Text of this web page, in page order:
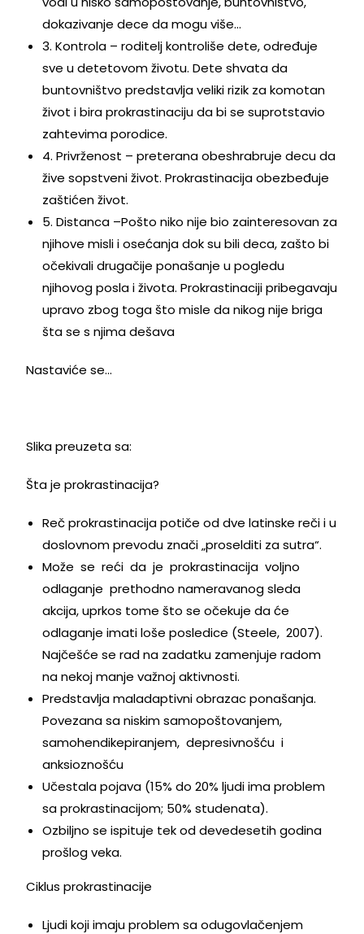
dokazivanje dece da mogu više…
3. Kontrola – roditelj kontroliše dete, određuje
sve u detetovom životu. Dete shvata da
buntovništvo predstavlja veliki rizik za komotan
život i bira prokrastinaciju da bi se suprotstavio
zahtevima porodice.
4. Privrženost – preterana obeshrabruje decu da
žive sopstveni život. Prokrastinacija obezbeđuje
zaštićen život.
5. Distanca –Pošto niko nije bio zainteresovan za
njihove misli i osećanja dok su bili deca, zašto bi
očekivali drugačije ponašanje u pogledu
njihovog posla i života. Prokrastinaciji pribegavaju
upravo zbog toga što misle da nikog nije briga
šta se s njima dešava
Nastaviće se…
Slika preuzeta sa:
Šta je prokrastinacija?
Reč prokrastinacija potiče od dve latinske reči i u
doslovnom prevodu znači „proselditi za sutra“.
Može se reći da je prokrastinacija voljno
odlaganje prethodno nameravanog sleda
akcija, uprkos tome što se očekuje da će
odlaganje imati loše posledice (Steele, 2007).
Najčešće se rad na zadatku zamenjuje radom
na nekoj manje važnoj aktivnosti.
Predstavlja maladaptivni obrazac ponašanja.
Povezana sa niskim samopoštovanjem,
samohendikepiranjem, depresivnošću i
anksioznošću
Učestala pojava (15% do 20% ljudi ima problem
sa prokrastinacijom; 50% studenata).
Ozbiljno se ispituje tek od devedesetih godina
prošlog veka.
Ciklus prokrastinacije
Ljudi koji imaju problem sa odugovlačenjem